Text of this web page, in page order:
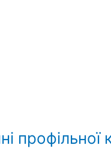
профільної